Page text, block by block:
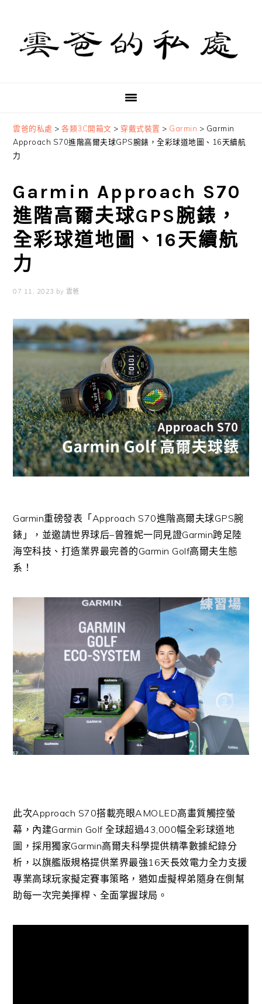
primary
navigation
content
primary
sidebar
雲爸的私處 >各類3C開箱文 > 穿戴式裝置 > Garmin > Garmin
Approach S70進階高爾夫球GPS腕錶，全彩球道地圖、16天續航
力
Garmin Approach S70
進階高爾夫球GPS腕錶，
全彩球道地圖、16天續航
力
07 11, 2023 by 雲爸
Garmin重磅發表「Approach S70進階高爾夫球GPS腕
錶」，並邀請世界球后–曾雅妮一同見證Garmin跨足陸
海空科技、打造業界最完善的Garmin Golf高爾夫生態
系！
此次Approach S70搭載亮眼AMOLED高畫質觸控螢
幕，內建Garmin Golf全球超過43,000幅全彩球道地
圖，採用獨家Garmin高爾夫科學提供精準數據紀錄分
析，以旗艦版規格提供業界最強16天長效電力全力支援
專業高球玩家擬定賽事策略，猶如虛擬桿弟隨身在側幫
助每一次完美揮桿、全面掌握球局。